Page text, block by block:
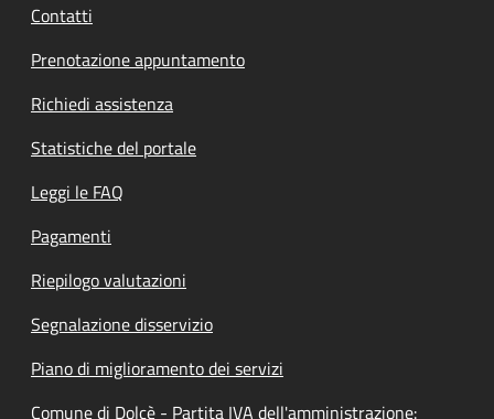
Contatti
Prenotazione appuntamento
Richiedi assistenza
Statistiche del portale
Leggi le FAQ
Pagamenti
Riepilogo valutazioni
Segnalazione disservizio
Piano di miglioramento dei servizi
Comune di Dolcè - Partita IVA dell'amministrazione: